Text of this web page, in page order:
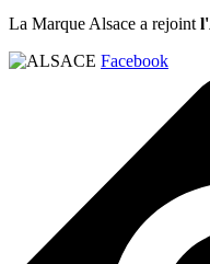
La Marque Alsace a rejoint
Facebook